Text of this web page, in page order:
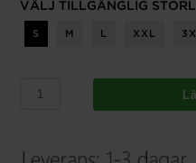
VÄLJ TILLGÄNGLIG
S M L XXL